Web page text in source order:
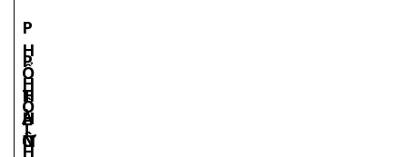
H
À
N
P
H
Ổ
T
H
P
H
Ổ
T
H
Ô
T
H
Ư